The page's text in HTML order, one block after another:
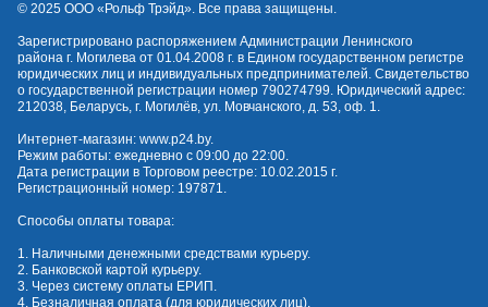
© 2025 OOO «Рольф Трэйд». Все права защищены.
Зарегистрировано распоряжением Администрации Ленинского
района г. Могилева от 01.04.2008 г. в Едином государственном регистре
юридических лиц и индивидуальных предпринимателей. Свидетельство
о государственной регистрации номер 790274799. Юридический адрес:
212038, Беларусь, г. Могилёв, ул. Мовчанского, д. 53, оф. 1.
Интернет-магазин: www.p24.by.
Режим работы: ежедневно с 09:00 до 22:00.
Дата регистрации в Торговом реестре: 10.02.2015 г.
Регистрационный номер: 197871.
Способы оплаты товара:
1. Наличными денежными средствами курьеру.
2. Банковской картой курьеру.
3. Через систему оплаты ЕРИП.
4. Безналичная оплата (для юридических лиц).